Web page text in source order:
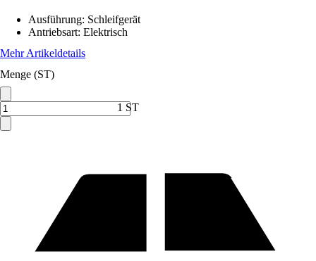
Ausführung: Schleifgerät
Antriebsart: Elektrisch
Mehr Artikeldetails
Menge (ST)
1 ST